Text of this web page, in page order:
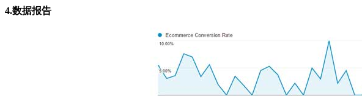
4.数据报告